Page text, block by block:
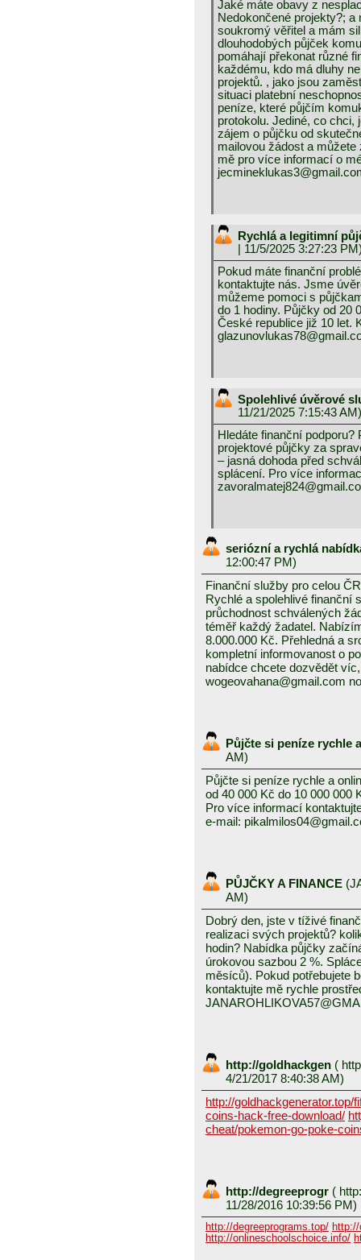
Jaké máte obavy z
Nedokončené projekty?;
soukromý věřitel a mám
dlouhodobých půjček
pomáhají překonat různé
každému, kdo má dluhy
projektů. , jako jsou
situaci platební
peníze, které půjčím
protokolu. Jediné, co
zájem o půjčku od
mailovou žádost a
mě pro více informací o
Rychlá a legitimní
| 11/5/2025 3:27:23
Pokud máte finanční
kontaktujte nás. Jsme
můžeme pomoci s
do 1 hodiny. Půjčky od 20
České republice již 10 let.
Spolehlivé úvěrové
11/21/2025 7:15:43 AM)
Hledáte finanční
projektové půjčky za
– jasná dohoda před
splácení. Pro více
seriózní a rychlá
12:00:47 PM)
Finanční služby pro celou ČR
Rychlé a spolehlivé finanční
průchodnost schválených
téměř každý žadatel.
8.000.000 Kč. Přehledná a
kompletní informovanost o
nabídce chcete dozvědět
wogeovahana@gmail.com
Půjčte si peníze rychle
AM)
Půjčte si peníze rychle a
od 40 000 Kč do 10 000 000
Pro více informací
e-mail:
PŮJČKY A FINANCE (
AM)
Dobrý den, jste v tíživé
realizaci svých projektů?
hodin? Nabídka půjčky
úrokovou sazbou 2 %.
měsíců). Pokud potřebujete
kontaktujte mě rychle
http://goldhackgen (
4/21/2017 8:40:38 AM)
http://goldhackgenerator.top/
coins-hack-free-download/
cheat/pokemon-go-poke-
http://degreeprogr (
11/28/2016 10:39:56 PM)
http://degreeprograms.top/
http://onlineschoolschoice.info/